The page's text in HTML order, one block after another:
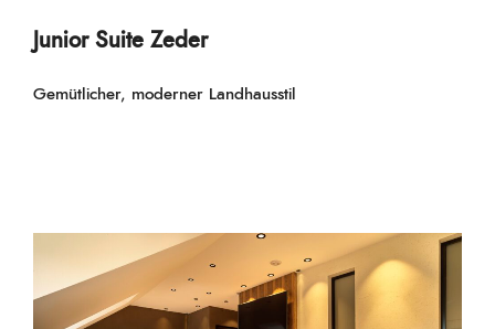
Junior Suite Zeder
Gemütlicher, moderner Landhausstil